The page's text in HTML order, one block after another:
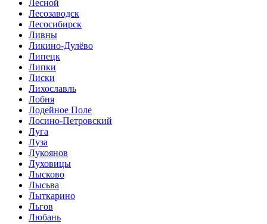
Лесной
Лесозаводск
Лесосибирск
Ливны
Ликино-Дулёво
Липецк
Липки
Лиски
Лихославль
Лобня
Лодейное Поле
Лосино-Петровский
Луга
Луза
Лукоянов
Луховицы
Лысково
Лысьва
Лыткарино
Льгов
Любань